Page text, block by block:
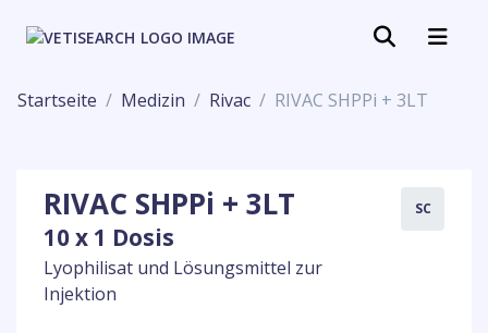
Startseite Medizin Rivac RIVAC SHPPi + 3LT
RIVAC SHPPi + 3LT
10 x 1 Dosis
Lyophilisat und Lösungsmittel zur
Injektion
SC